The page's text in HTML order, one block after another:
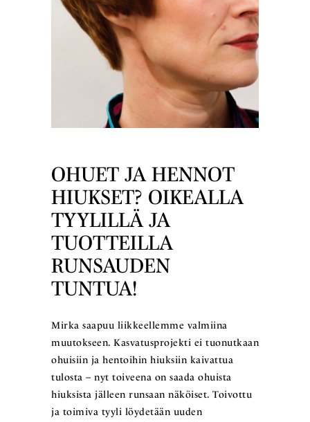
OHUET JA HENNOT
HIUKSET? OIKEALLA
TYYLILLÄ JA
TUOTTEILLA
RUNSAUDEN
TUNTUA!
Mirka saapuu liikkeellemme valmiina
muutokseen. Kasvatusprojekti ei tuonutkaan
ohuisiin ja hentoihin hiuksiin kaivattua
tulosta – nyt toiveena on saada ohuista
hiuksista jälleen runsaan näköiset. Toivottu
ja toimiva tyyli löydetään uuden